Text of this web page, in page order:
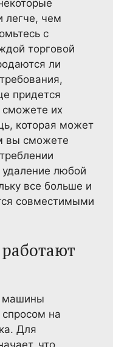
легче, чем
с
торговой
ли
придется
их
которая может
вы сможете
удаление любой
все больше и
совместимыми
машины
на
Для
что